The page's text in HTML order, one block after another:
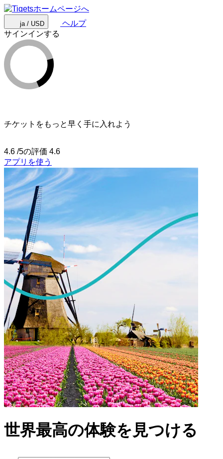
ja / USD
ヘルプ
サインインする
チケットをもっと早く手に入れよう
4.6 /5の評価 4.6
アプリを使う
世界最高の体験を見つける